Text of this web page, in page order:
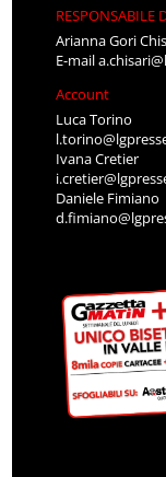
RESPONSABILE
Arianna Gori
E-mail
Account
Luca Torino
Ivana Cretier
Daniele Fimiano